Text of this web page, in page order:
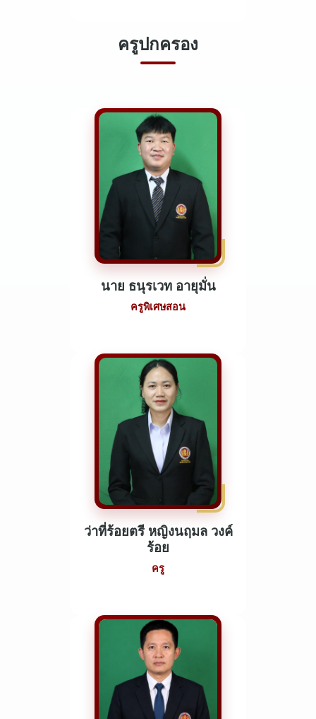
ครูปกครอง
นาย ธนุรเวท อายุมั่น
ครูพิเศษสอน
ว่าที่ร้อยตรี หญิงนฤมล วงค์
ร้อย
ครู